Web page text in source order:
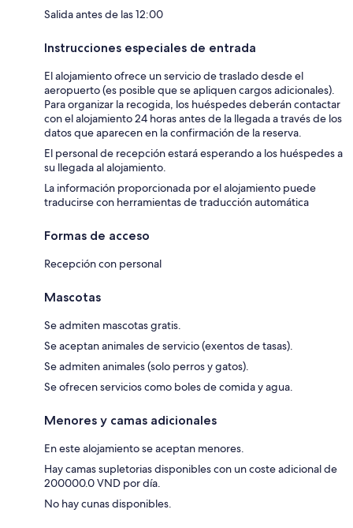
Salida antes de las 12:00
Instrucciones especiales de entrada
El alojamiento ofrece un servicio de traslado desde el
aeropuerto (es posible que se apliquen cargos adicionales).
Para organizar la recogida, los huéspedes deberán contactar
con el alojamiento 24 horas antes de la llegada a través de los
datos que aparecen en la confirmación de la reserva.
El personal de recepción estará esperando a los huéspedes a
su llegada al alojamiento.
La información proporcionada por el alojamiento puede
traducirse con herramientas de traducción automática
Formas de acceso
Recepción con personal
Mascotas
Se admiten mascotas gratis.
Se aceptan animales de servicio (exentos de tasas).
Se admiten animales (solo perros y gatos).
Se ofrecen servicios como boles de comida y agua.
Menores y camas adicionales
En este alojamiento se aceptan menores.
Hay camas supletorias disponibles con un coste adicional de
200000.0 VND por día.
No hay cunas disponibles.